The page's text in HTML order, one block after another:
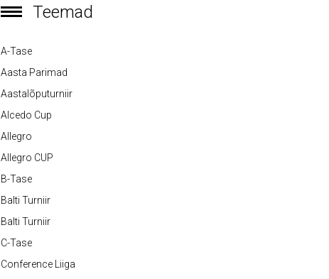
Teemad
A-Tase
Aasta Parimad
Aastalõputurniir
Alcedo Cup
Allegro
Allegro CUP
B-Tase
Balti Turniir
Balti Turniir
C-Tase
Conference Liiga